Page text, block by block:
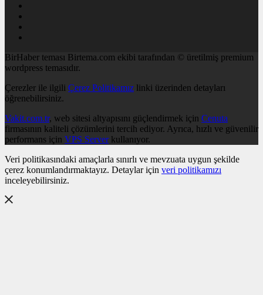
BirHaber teması Birtema.com ekibi tarafından © üretilmiş premium
wordpress temasıdır.
Çerezler ile ilgili Çerez Politikamız linki üzerinden detayları
öğrenebilirsiniz.
Vakit.com.tr, web sitesi altyapısını güçlendirmek için Cenuta
firmasının kaliteli çözümlerini tercih ediyor. Ayrıca, hızlı ve güvenilir
performans için VPS Serverkullanıyor.
Veri politikasındaki amaçlarla sınırlı ve mevzuata uygun şekilde
çerez konumlandırmaktayız. Detaylar için veri politikamızı
inceleyebilirsiniz.